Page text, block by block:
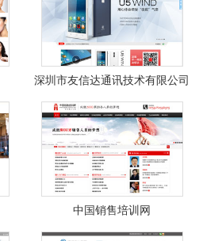
深圳市友信达通讯技术有限公司
中国销售培训网